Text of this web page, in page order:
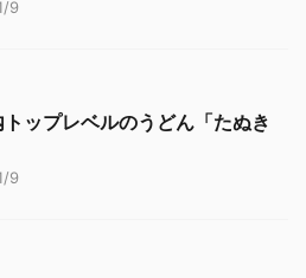
9
ップレベルのうどん「たぬき
9